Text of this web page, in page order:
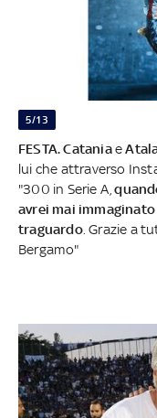
5/13
FESTA. Cataniae
lui che attraverso
"300 in Serie A,
avrei mai
traguardo. Grazie a
Bergamo"